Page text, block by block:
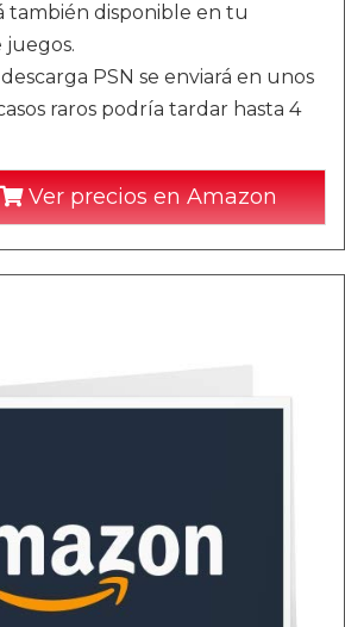
también disponible en tu
juegos.
PSN se enviará en unos
raros podría tardar hasta 4
Ver precios en Amazon